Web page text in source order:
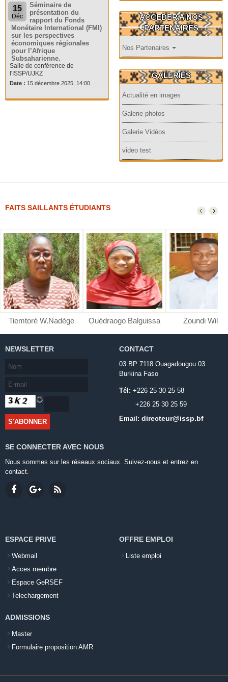
15
Déc
Séminaire de
présentation du
rapport du Fonds
Monétaire International (FMI)
sur les perspectives
économiques régionales
pour l’Afrique
Subsaharienne.
Salle de conférence de
l'ISSP/UJKZ
Date : 15 décembre 2025, 14:00
ACCEDER A NOS
PARTENAIRES
Nos Partenaires
GALERIES
Actualité en images
Galerie photos
Galerie Vidéos
video test
FAITS SAILLANTS ÉTUDIANTS
Tiemtoré W.Nadège Ouédraogo Balguissa Zoundi
NEWSLETTER CONTACT
03 BP 7118 Ouagadougou 03
Burkina Faso
Tél: +226 25 30 25 58
+226 25 30 25 59
Email: directeur@issp.bf
SE CONNECTER AVEC NOUS
Nous sommes sur les réseaux sociaux. Suivez-nous et entrez en
contact.
ESPACE PRIVE
Webmail
Acces membre
Espace GeRSEF
Telechargement
OFFRE EMPLOI
Liste emploi
ADMISSIONS
Master
Formulaire proposition AMR